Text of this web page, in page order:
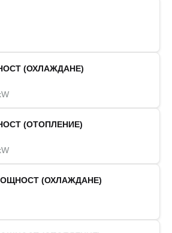
(ОХЛАЖДАНЕ)
(ОТОПЛЕНИЕ)
(ОХЛАЖДАНЕ)